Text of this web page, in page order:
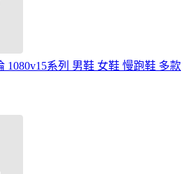
1080v15系列 男鞋 女鞋 慢跑鞋 多款